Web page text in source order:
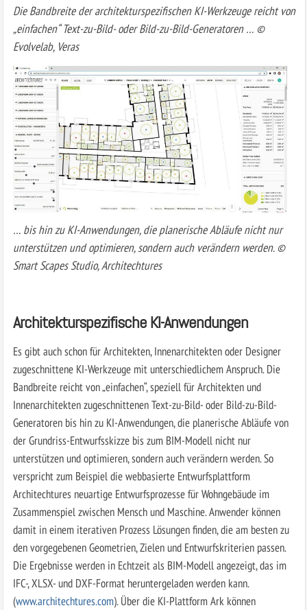
Die Bandbreite der architekturspezifischen KI-Werkzeuge reicht von
„einfachen“ Text-zu-Bild- oder Bild-zu-Bild-Generatoren … ©
Evolvelab, Veras
… bis hin zu KI-Anwendungen, die planerische Abläufe nicht nur
unterstützen und optimieren, sondern auch verändern werden. ©
Smart Scapes Studio, Architechtures
ArchitekturspezifischeKI-Anwendungen
Es gibt auch schon für Architekten, Innenarchitekten oder Designer
zugeschnittene KI-Werkzeuge mit unterschiedlichem Anspruch. Die
Bandbreite reicht von „einfachen“, speziell für Architekten und
Innenarchitekten zugeschnittenen Text-zu-Bild- oder Bild-zu-Bild-
Generatoren bis hin zu KI-Anwendungen, die planerische Abläufe von
der Grundriss-Entwurfsskizze bis zum BIM-Modell nicht nur
unterstützen und optimieren, sondern auch verändern werden. So
verspricht zum Beispiel die webbasierte Entwurfsplattform
Architechtures neuartige Entwurfsprozesse für Wohngebäude im
Zusammenspiel zwischen Mensch und Maschine. Anwender können
damit in einem iterativen Prozess Lösungen finden, die am besten zu
den vorgegebenen Geometrien, Zielen und Entwurfskriterien passen.
Die Ergebnisse werden in Echtzeit als BIM-Modell angezeigt, das im
IFC-, XLSX- und DXF-Format heruntergeladen werden kann.
(www.architechtures.com). Über die KI-Plattform Ark können